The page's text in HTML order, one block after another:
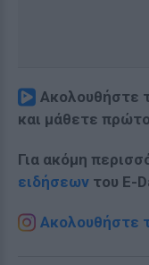
Ακολουθήστε
και μάθετε
Για ακόμη
ειδήσεων του E-
Ακολουθήστε